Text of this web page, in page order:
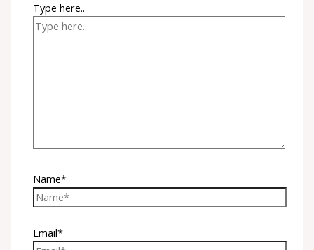
Type here..
Name*
Email*